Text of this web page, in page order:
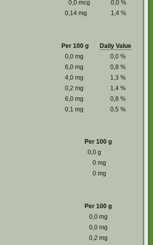
0,0 mcg 0,0 %
0,14 mg 1,4 %
Per 100 g
Daily Value
0,0 mg 0,0 %
6,0 mg 0,8 %
4,0 mg 1,3 %
0,2 mg 1,4 %
6,0 mg 0,8 %
0,1 mg 0,5 %
Per 100 g
0,0 g
0 mg
0 mg
Per 100 g
0,0 mg
0,0 mg
0,2 mg